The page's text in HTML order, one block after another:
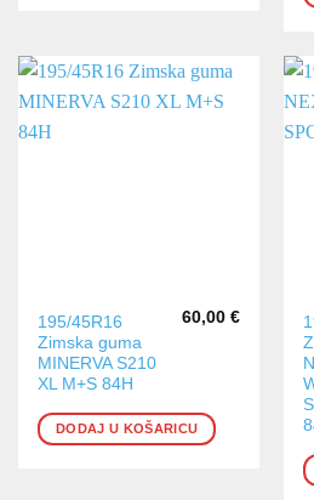
195/45R16
Zimska guma
MINERVA S210
XL M+S 84H
60,00 €
DODAJ U KOŠARICU